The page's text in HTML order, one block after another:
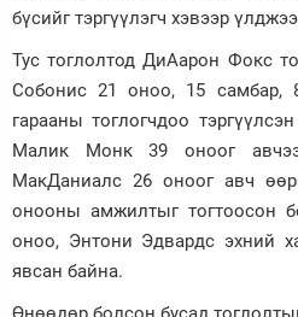
бүсийг тэргүүлэгч хэвээр
Тус тоглолтод ДиАарон Фокс
Собонис 21 оноо, 15 самбар,
гарааны тоглогчдоо
Малик Монк 39 оноог
МакДаниалс 26 оноог авч
онооны амжилтыг тогтоосон
оноо, Энтони Эдвардс эхний
явсан байна.